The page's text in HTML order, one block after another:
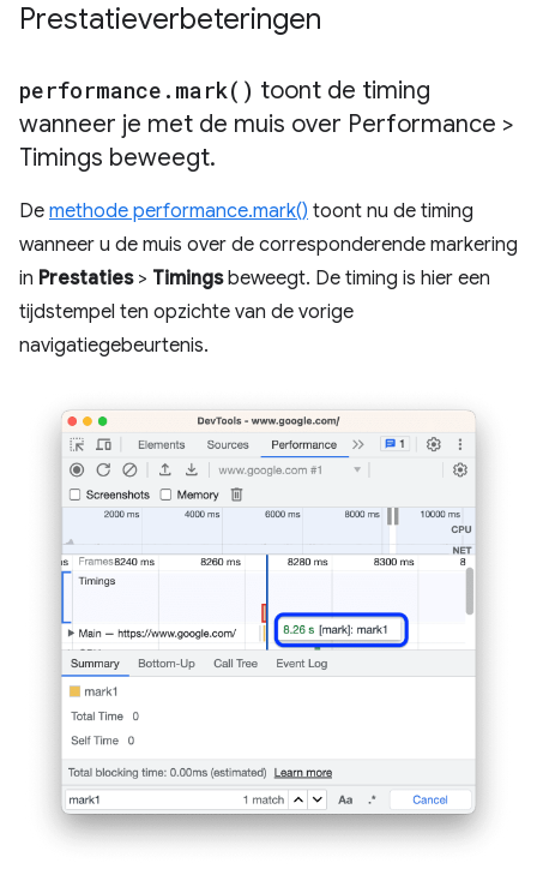
Prestatieverbeteringen
performance . mark( ) toont de timing
wanneer je met de muis over Performance >
Timings beweegt.
De methode performance.mark() toont nu de timing
wanneer u de muis over de corresponderende markering
in Prestaties> Timingsbeweegt. De timing is hier een
tijdstempel ten opzichte van de vorige
navigatiegebeurtenis.